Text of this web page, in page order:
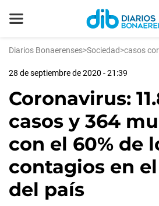
Diarios Bonaerenses>Sociedad>casos
28 de septiembre de 2020 - 21:39
Coronavirus:
casos y 364
con el 60% de
contagios en
del país